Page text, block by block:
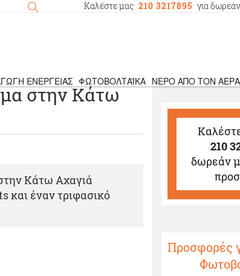
Καλέστε μας 210 3217895 για
ΕΝΈΡΓΕΙΑΣ ΦΩΤΟΒΟΛΤΑΪΚΆ ΝΕΡΌ ΑΠΌ ΤΟΝ ΑΈΡΑ
στην Κάτω
Κάτω Αχαγιά
και έναν τριφασικό
210
δωρεάν
Προσφορές